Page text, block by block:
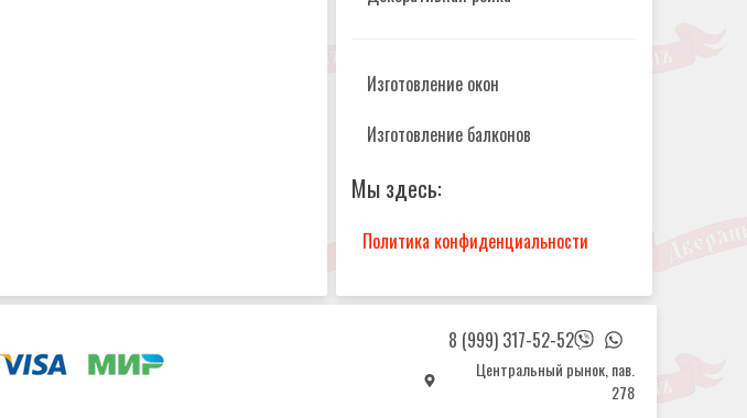
Изготовление окон
Изготовление балконов
Мы здесь:
Политика конфиденциальности
8 (999) 317-52-52
Центральный рынок, пав.
278